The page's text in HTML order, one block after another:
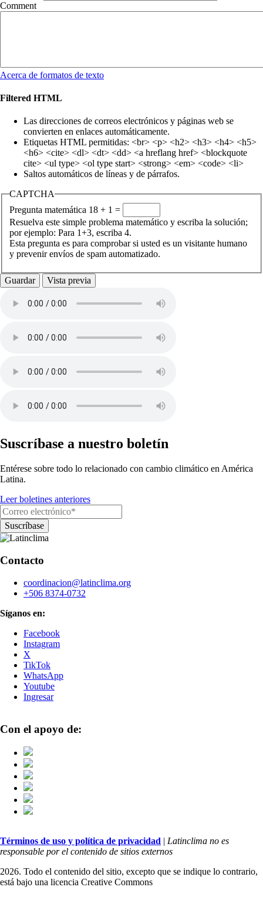
Comment
Acerca de formatos de texto
Filtered HTML
Las direcciones de correos electrónicos y páginas web se
convierten en enlaces automáticamente.
Etiquetas HTML permitidas: <br> <p> <h2> <h3> <h4> <h5>
<h6> <cite> <dl> <dt> <dd> <a hreflang href> <blockquote
cite> <ul type> <ol type start> <strong> <em> <code> <li>
Saltos automáticos de líneas y de párrafos.
CAPTCHA
Pregunta matemática 18 + 1 =
Resuelva este simple problema matemático y escriba la solución;
por ejemplo: Para 1+3, escriba 4.
Esta pregunta es para comprobar si usted es un visitante humano
y prevenir envíos de spam automatizado.
Suscríbase a nuestro boletín
Entérese sobre todo lo relacionado con cambio climático en América
Latina.
Leer boletines anteriores
Contacto
coordinacion@latinclima.org
+506 8374-0732
Síganos en:
Facebook
Instagram
X
TikTok
WhatsApp
Youtube
Ingresar
Con el apoyo de:
Términos de uso y política de privacidad | Latinclima no es
responsable por el contenido de sitios externos
2026. Todo el contenido del sitio, excepto que se indique lo contrario,
está bajo una licencia Creative Commons